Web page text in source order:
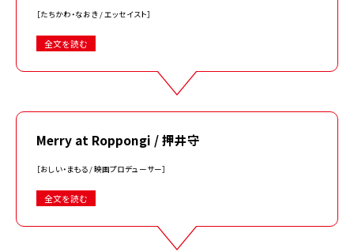
［たちかわ・なおき / エッセイスト］
全文を読む
Merry at Roppongi / 押井守
［おしい・まもる / 映画プロデューサー］
全文を読む